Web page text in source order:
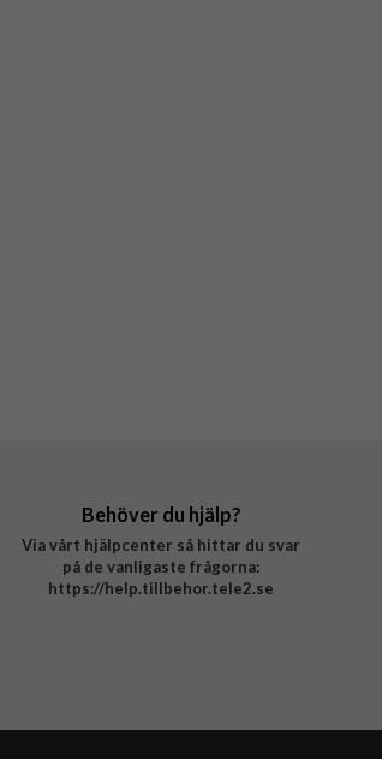
Behöver du hjälp?
Via vårt hjälpcenter så hittar du svar
på de vanligaste frågorna:
https://help.tillbehor.tele2.se